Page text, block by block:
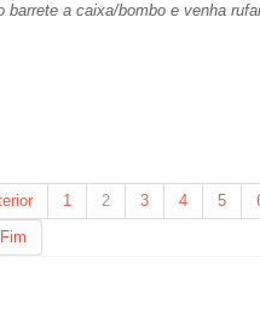
barrete a caixa/bombo e venha
1 2 3 4 5
Fim